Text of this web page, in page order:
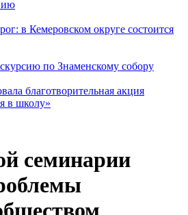
в Кемеровском округе состоится
по Знаменскому собору
благотворительная акция
в школу»
семинарии